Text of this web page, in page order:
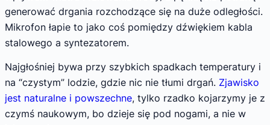
generować drgania rozchodzące się na duże odległości.
Mikrofon łapie to jako coś pomiędzy dźwiękiem kabla
stalowego a syntezatorem.
Najgłośniej bywa przy szybkich spadkach temperatury i
na “czystym” lodzie, gdzie nic nie tłumi drgań. Zjawisko
jest naturalne i powszechne, tylko rzadko kojarzymy je z
czymś naukowym, bo dzieje się pod nogami, a nie w